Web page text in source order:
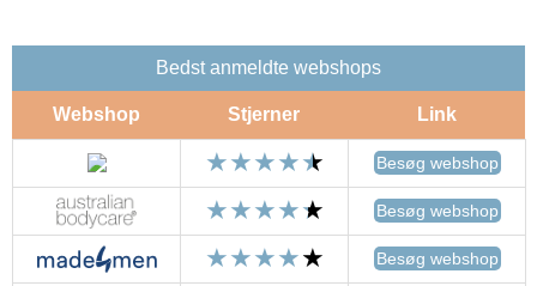
Bedst anmeldte webshops
Webshop Stjerner Link
Besøg webshop
Besøg webshop
Besøg webshop